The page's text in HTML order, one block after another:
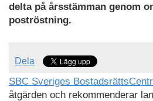
delta på årsstämman genom
poströstning.
Dela
SBC Sveriges
åtgärden och rekommenderar